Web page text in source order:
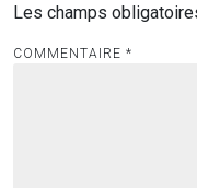
Les champs
COMMENTAIRE *